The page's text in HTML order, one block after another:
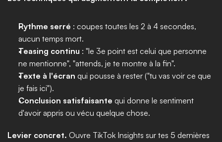
Rythme serré : coupes toutes les 2 à 4 secondes,
aucun temps mort.
Teasing continu : "le 3e point est celui que personne
ne mentionne", "attends, je te montre à la fin".
Texte à l'écran qui pousse à rester ("tu vas voir ce que
je fais ici").
Conclusion satisfaisante qui donne le sentiment
d'avoir appris ou vécu quelque chose.
Levier concret. Ouvre TikTok Insights sur tes 5 dernières